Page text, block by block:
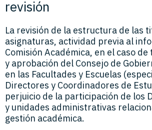
revisión
La revisión de la estructura de las
asignaturas, actividad previa al
Comisión Académica, en el caso
y aprobación del Consejo de
en las Facultades y Escuelas
Directores y Coordinadores de
perjuicio de la participación de los
y unidades administrativas
gestión académica.